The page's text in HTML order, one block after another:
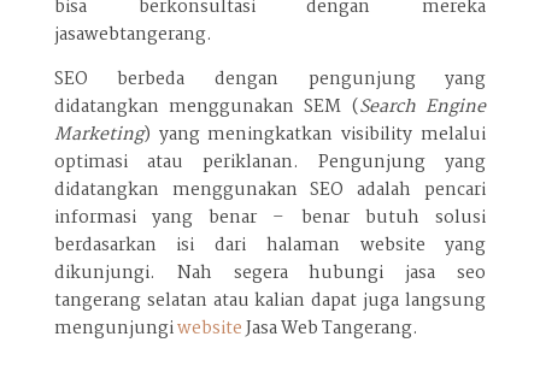
bisa berkonsultasi dengan mereka
jasawebtangerang.
SEO berbeda dengan pengunjung yang
didatangkan menggunakan SEM (Search Engine
Marketing) yang meningkatkan visibility melalui
optimasi atau periklanan. Pengunjung yang
didatangkan menggunakan SEO adalah pencari
informasi yang benar – benar butuh solusi
berdasarkan isi dari halaman website yang
dikunjungi. Nah segera hubungi jasa seo
tangerang selatan atau kalian dapat juga langsung
mengunjungiwebsiteJasa Web Tangerang.